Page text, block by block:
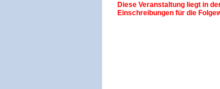
Diese Veranstaltung liegt in
Einschreibungen für die